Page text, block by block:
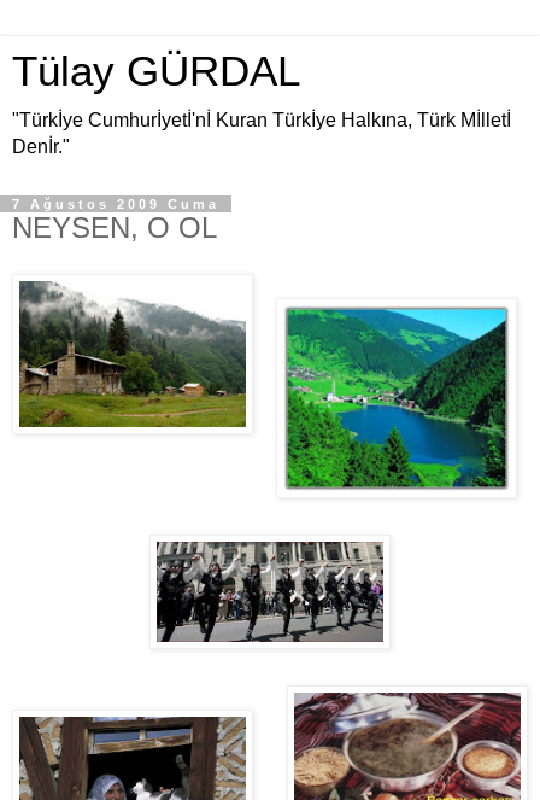
Tülay GÜRDAL
"Türkİye Cumhurİyetİ'nİ Kuran Türkİye Halkına, Türk Mİlletİ
Denİr."
7 Ağustos 2009 Cuma
NEYSEN, O OL